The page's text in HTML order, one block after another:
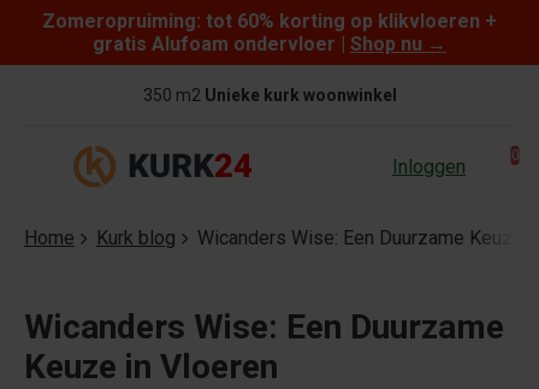
Skip to content
Zomeropruiming: tot 60% korting op klikvloeren +
gratis Alufoam ondervloer | Shop nu →
350 m2 Unieke kurk woonwinkel
Inloggen 0
Home Kurk blog Wicanders Wise: Een Duurzame Keuze
Wicanders Wise: Een Duurzame
Keuze in Vloeren